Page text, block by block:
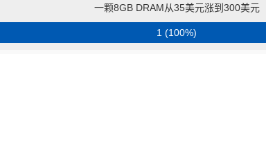
一颗8GB DRAM从35美元涨到300美元
1 (100%)